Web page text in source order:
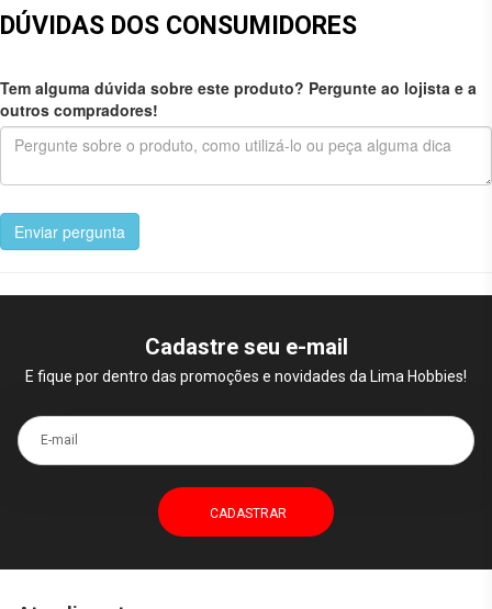
DÚVIDAS DOS CONSUMIDORES
Tem alguma dúvida sobre este produto? Pergunte ao lojista e a
outros compradores!
Enviar pergunta
Cadastre seu e-mail
E fique por dentro das promoções e novidades da Lima Hobbies!
E-mail